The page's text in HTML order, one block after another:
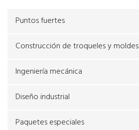
Puntos fuertes
Construcción de troqueles y moldes
Ingeniería mecánica
Diseño industrial
Paquetes especiales